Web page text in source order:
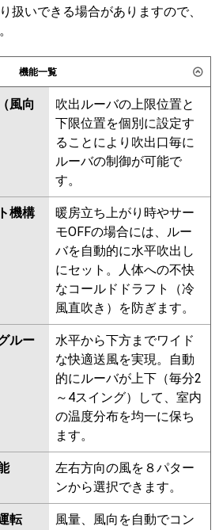
RPK-GP63RSH7
FDKV636H6S
PA-P63K7HCX PA-P63K7HC
SZRA63BCNT
RKSA06344XU
RKEA06341MU
RKSA06343XU RKSA06343MU
RKEA06331M RKEA06331X
AKEA06337X
AKEA06337M
RKSA06333X RKSA06333M
AKEA06367M
AKSA06367X
PKZ-ERMP63KL5 PKZ-
ERMP63K5 PKZ-ERMP63KL4
PKZ-ERMP63K4 PKZ-
ERMP63KL3 PKZ-ERMP63K3
PKZ-ERMP63KL2 PKZ-
PKZ-ERMP63KLZ
ERMP63KZ PKZ-ERMP63KLY
PKZ-ERMP63KY PKZ-
ERMP63KLV PKZ-ERMP63KV
PKZ-ERMP63KR PKZ-
ERMP63KLR
GP63RSH6 RPK-GP63RSH5
GP63RSH4 RPK-GP63RSH3
RPK-GP63RSH2
FDKV635H5SA
扱いできる場合がありますので、
機能一覧
風向
吹出ルーバの上限位置と
下限位置を個別に設定す
ることにより吹出口毎に
ルーバの制御が可能で
す。
機構
暖房立ち上がり時やサー
モOFFの場合には、ルー
バを自動的に水平吹出し
にセット。人体への不快
なコールドドラフト（冷
風直吹き）を防ぎます。
ルー
水平から下方までワイド
な快適送風を実現。自動
的にルーバが上下（毎分2
～4スイング）して、室内
の温度分布を均一に保ち
ます。
左右方向の風を８パター
ンから選択できます。
転
風量、風向を自動でコン